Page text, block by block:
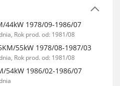
44kW 1978/09-1986/07
Rok prod. od: 1981/08
55kW 1978/08-1987/03
Rok prod. od: 1981/08
54kW 1986/02-1986/07